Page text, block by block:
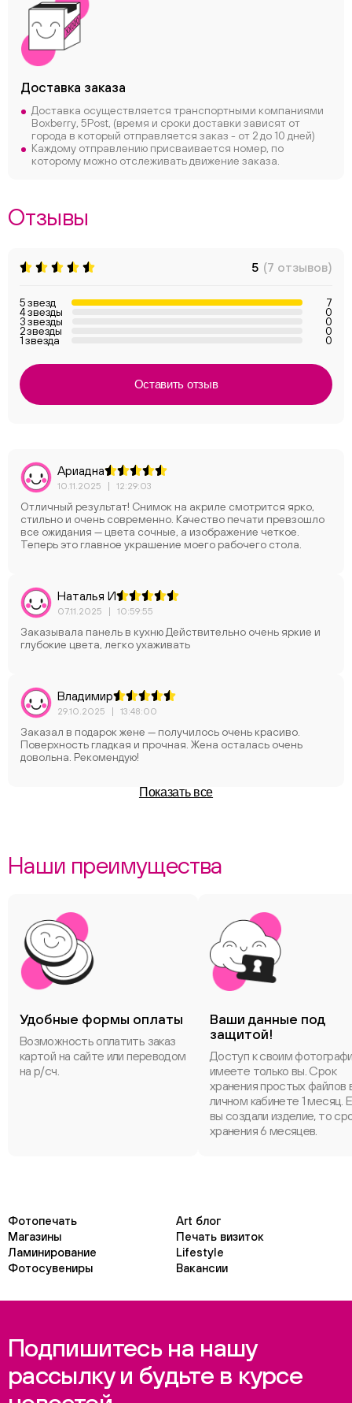
Доставка заказа
Доставка осуществляется транспортными компаниями
Boxberry, 5Post, (время и сроки доставки зависят от
города в который отправляется заказ - от 2 до 10 дней)
Каждому отправлению присваивается номер, по
которому можно отслеживать движение заказа.
Отзывы
5 (7 отзывов)
5 звезд 7
4 звезды 0
3 звезды 0
2 звезды 0
1 звезда 0
Оставить отзыв
Ариадна
10.11.2025 | 12:29:03
Отличный результат! Снимок на акриле смотрится ярко,
стильно и очень современно. Качество печати превзошло
все ожидания — цвета сочные, а изображение четкое.
Теперь это главное украшение моего рабочего стола.
Наталья И
07.11.2025 | 10:59:55
Заказывала панель в кухню Действительно очень яркие и
глубокие цвета, легко ухаживать
Владимир
29.10.2025 | 13:48:00
Заказал в подарок жене — получилось очень краcиво.
Поверхность гладкая и прочная. Жена осталась очень
довольна. Рекомендую!
Показать все
Наши преимущества
Удобные формы оплаты
Возможность оплатить заказ
картой на сайте или переводом
на р/сч.
Ваши данные под
защитой!
Доступ к своим
имеете только вы. Срок
хранения простых файлов
личном кабинете 1 месяц.
вы создали изделие, то
хранения 6 месяцев.
Фотопечать
Art блог
Магазины
Печать визиток
Ламинирование
Lifestyle
Фотосувениры
Вакансии
Подпишитесь на нашу
рассылку и будьте в курсе